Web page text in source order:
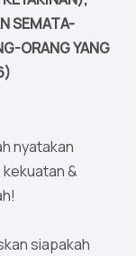
SEMATA-
ORANG YANG
nyatakan
&
siapakah